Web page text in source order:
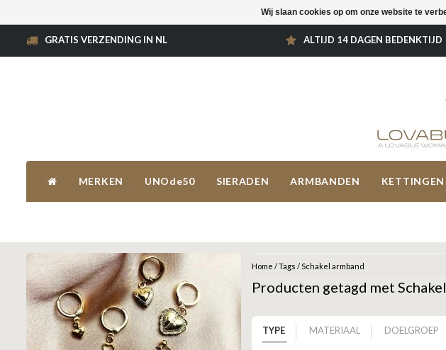
GRATIS VERZENDING IN NL ALTIJD 14 DAGEN BEDENKTIJD
MERKEN UNOde50 SIERADEN ARMBANDEN KETTINGEN
Home /Tags /Schakel armband
Producten getagd met
TYPE MATERIAAL DOELGROEP
Wij slaan cookies op om onze website te